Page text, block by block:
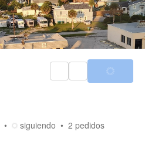
siguiendo 2 pedidos